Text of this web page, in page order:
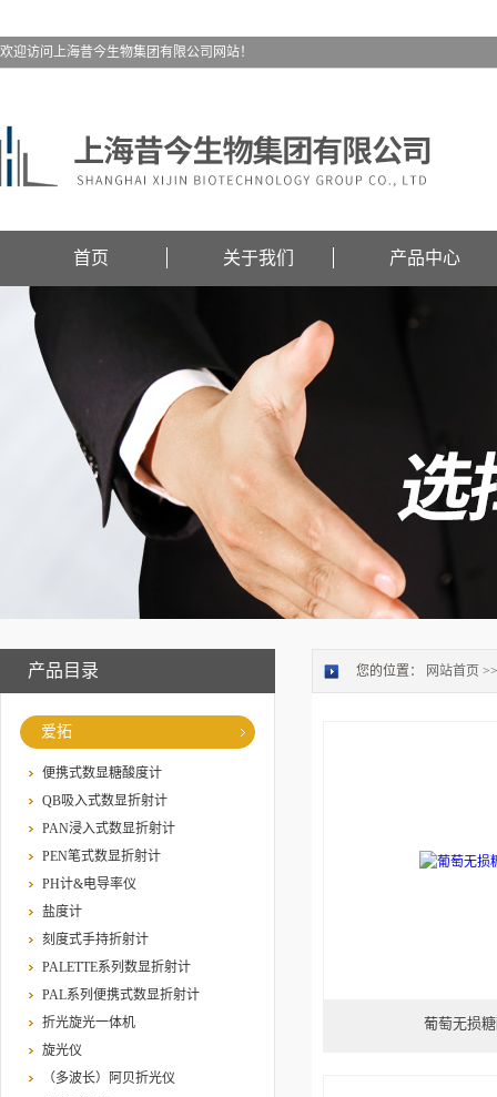
欢迎访问上海昔今生物集团有限公司网站！
首页 关于我们 产品中心
产品目录
爱拓
便携式数显糖酸度计
QB吸入式数显折射计
PAN浸入式数显折射计
PEN笔式数显折射计
PH计&电导率仪
盐度计
刻度式手持折射计
PALETTE系列数显折射计
PAL系列便携式数显折射计
折光旋光一体机
旋光仪
（多波长）阿贝折光仪
您的位置： 网站首页
葡萄无损